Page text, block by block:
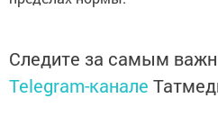
Следите за самым
Telegram-канале